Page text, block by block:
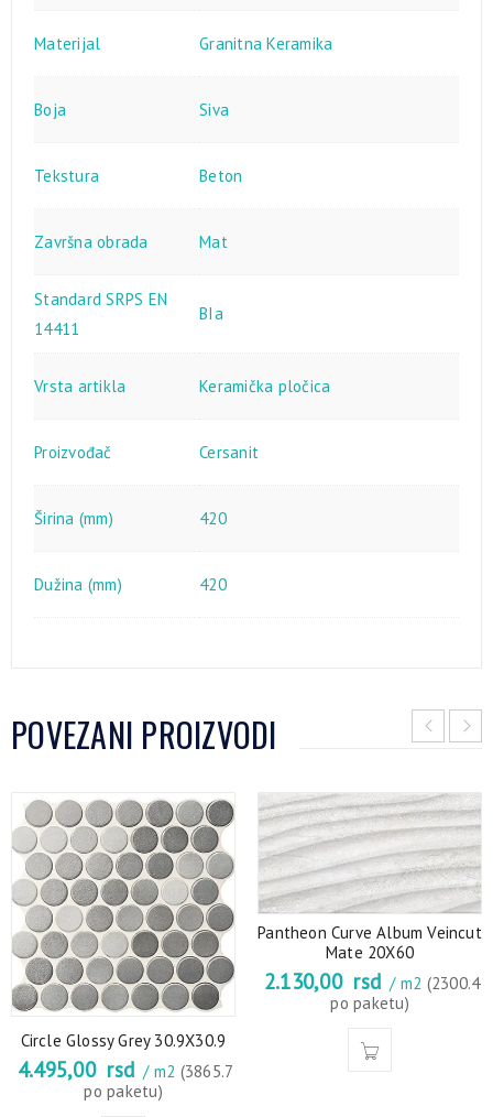
Materijal Granitna Keramika
Boja Siva
Tekstura Beton
Završna obrada Mat
Standard SRPS EN
14411
BIa
Vrsta artikla Keramička pločica
Proizvođač Cersanit
Širina (mm) 420
Dužina (mm) 420
POVEZANI PROIZVODI
Circle Glossy Grey 30.9X30.9
4.495,00 rsd / m2 (3865.7
po paketu)
Pantheon Curve Album Veincut
Mate 20X60
2.130,00 rsd / m2 (2300.4
po paketu)